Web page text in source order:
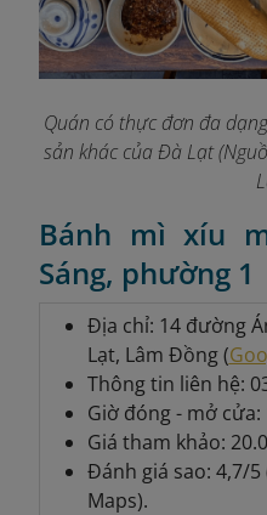
Quán có thực đơn đa
sản khác của Đà Lạt
Bánh mì xíu
Sáng, phường 1
Địa chỉ: 14 đường
Lạt, Lâm Đồng (
Thông tin liên hệ:
Giờ đóng - mở cửa:
Giá tham khảo:
Đánh giá sao: 4,7/5
Maps).